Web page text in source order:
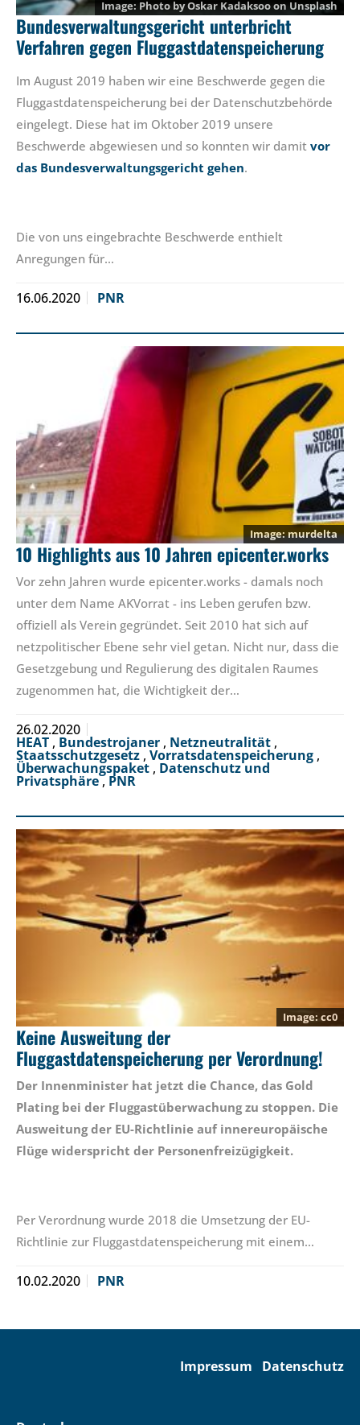
Photo byOskar Kadaksooon Unsplash
Bundesverwaltungsgericht unterbricht
Verfahren gegen Fluggastdatenspeicherung
Im August 2019 haben wir eine Beschwerde gegen die
Fluggastdatenspeicherung bei der Datenschutzbehörde
eingelegt. Diese hat im Oktober 2019 unsere
Beschwerde abgewiesen und so konnten wir damit vor
das Bundesverwaltungsgericht gehen.
Die von uns eingebrachte Beschwerde enthielt
Anregungen für…
16.06.2020 PNR
murdelta
10 Highlights aus 10 Jahren epicenter.works
Vor zehn Jahren wurde epicenter.works - damals noch
unter dem Name AKVorrat - ins Leben gerufen bzw.
offiziell als Verein gegründet. Seit 2010 hat sich auf
netzpolitischer Ebene sehr viel getan. Nicht nur, dass die
Gesetzgebung und Regulierung des digitalen Raumes
zugenommen hat, die Wichtigkeit der…
26.02.2020
HEAT , Bundestrojaner , Netzneutralität ,
Staatsschutzgesetz , Vorratsdatenspeicherung ,
Überwachungspaket , Datenschutz und
Privatsphäre,PNR
cc0
Keine Ausweitung der
Fluggastdatenspeicherung per Verordnung!
Der Innenminister hat jetzt die Chance, das Gold
Plating bei der Fluggastüberwachung zu stoppen. Die
Ausweitung der EU-Richtlinie auf innereuropäische
Flüge widerspricht der Personenfreizügigkeit.
Per Verordnung wurde 2018 die Umsetzung der EU-
Richtlinie zur Fluggastdatenspeicherung mit einem…
10.02.2020 PNR
Impressum Datenschutz